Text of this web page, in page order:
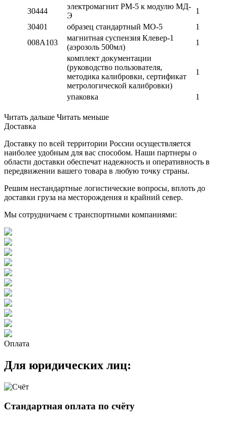
30444
электромагнит РМ-5 к модулю МД-
Э
1
30401
образец стандартный МО-5
1
008A103
магнитная суспензия Клевер-1
(аэрозоль 500мл)
1
комплект документации
(руководство пользователя,
методика калибровки, сертификат
метрологической калибровки)
1
упаковка 1
Читать дальше Читать меньше
Доставка
Доставку по всей территории России осуществляется
наиболее удобным для вас способом. Наши партнеры о
области доставки обеспечат надежность и оперативность в
передвижении вашего товара в любую точку страны.
Решим нестандартные логистические вопросы, вплоть до
доставки груза на месторождения и крайний север.
Мы сотрудничаем с транспортными компаниями:
Оплата
Для юридических лиц:
Стандартная оплата по счёту